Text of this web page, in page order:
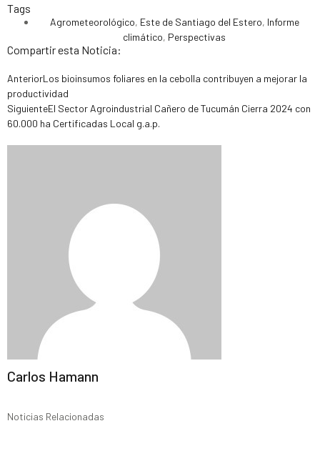
Tags
Agrometeorológico, Este de Santiago del Estero, Informe
climático, Perspectivas
Compartir esta Noticia:
AnteriorLos bioinsumos foliares en la cebolla contribuyen a mejorar la
productividad
SiguienteEl Sector Agroindustrial Cañero de Tucumán Cierra 2024 con
60.000 ha Certificadas Local g.a.p.
Carlos Hamann
Noticias Relacionadas